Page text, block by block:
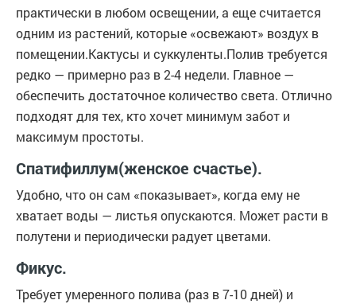
практически в любом освещении, а еще считается
одним из растений, которые «освежают» воздух в
помещении.Кактусы и суккуленты.Полив требуется
редко — примерно раз в 2-4 недели. Главное —
обеспечить достаточное количество света. Отлично
подходят для тех, кто хочет минимум забот и
максимум простоты.
Спатифиллум(женское счастье).
Удобно, что он сам «показывает», когда ему не
хватает воды — листья опускаются. Может расти в
полутени и периодически радует цветами.
Фикус.
Требует умеренного полива (раз в 7-10 дней) и